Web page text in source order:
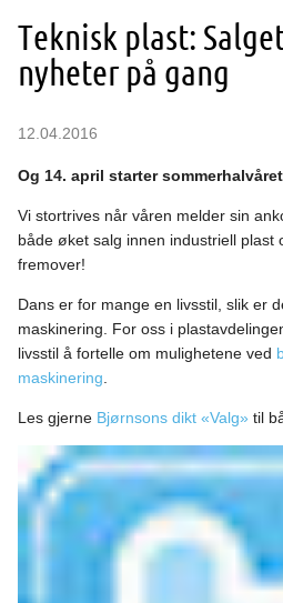
Teknisk plast:
nyheter på gang
12.04.2016
Og 14. april starter
Vi stortrives når våren melder sin
både øket salg innen industriell plast
fremover!
Dans er for mange en livsstil, slik er
maskinering. For oss i
livsstil å fortelle om mulighetene ved
maskinering
Les gjerne Bjørnsons dikt «Valg» til